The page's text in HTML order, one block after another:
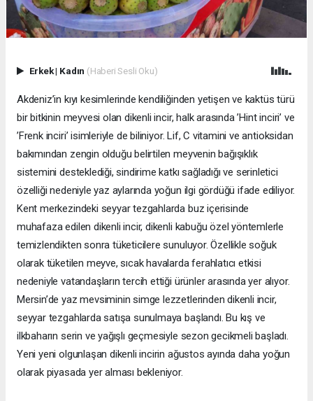
Erkek| Kadın (Haberi Sesli Oku)
Akdeniz’in kıyı kesimlerinde kendiliğinden yetişen ve kaktüs türü
bir bitkinin meyvesi olan dikenli incir, halk arasında ’Hint inciri’ ve
’Frenk inciri’ isimleriyle de biliniyor. Lif, C vitamini ve antioksidan
bakımından zengin olduğu belirtilen meyvenin bağışıklık
sistemini desteklediği, sindirime katkı sağladığı ve serinletici
özelliği nedeniyle yaz aylarında yoğun ilgi gördüğü ifade ediliyor.
Kent merkezindeki seyyar tezgahlarda buz içerisinde
muhafaza edilen dikenli incir, dikenli kabuğu özel yöntemlerle
temizlendikten sonra tüketicilere sunuluyor. Özellikle soğuk
olarak tüketilen meyve, sıcak havalarda ferahlatıcı etkisi
nedeniyle vatandaşların tercih ettiği ürünler arasında yer alıyor.
Mersin’de yaz mevsiminin simge lezzetlerinden dikenli incir,
seyyar tezgahlarda satışa sunulmaya başlandı. Bu kış ve
ilkbaharın serin ve yağışlı geçmesiyle sezon gecikmeli başladı.
Yeni yeni olgunlaşan dikenli incirin ağustos ayında daha yoğun
olarak piyasada yer alması bekleniyor.